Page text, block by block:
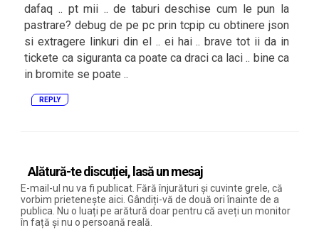
dafaq .. pt mii .. de taburi deschise cum le pun la
pastrare? debug de pe pc prin tcpip cu obtinere json
si extragere linkuri din el .. ei hai .. brave tot ii da in
tickete ca siguranta ca poate ca draci ca laci .. bine ca
in bromite se poate ..
REPLY
Alătură-te discuției, lasă un mesaj
E-mail-ul nu va fi publicat. Fără înjurături și cuvinte grele, că
vorbim prietenește aici. Gândiți-vă de două ori înainte de a
publica. Nu o luați pe arătură doar pentru că aveți un monitor
în față și nu o persoană reală.